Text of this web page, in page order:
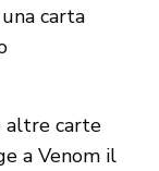
carta
carte
a Venom il